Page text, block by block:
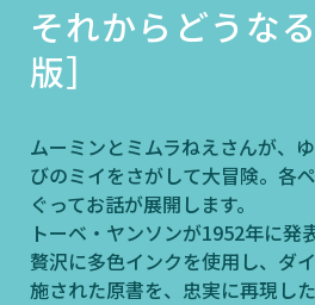
それからどうな
版］
ムーミンとミムラねえさんが、
びのミイをさがして大冒険。各
ぐってお話が展開します。
トーベ・ヤンソンが1952年に発
贅沢に多色インクを使用し、ダ
施された原書を、忠実に再現した